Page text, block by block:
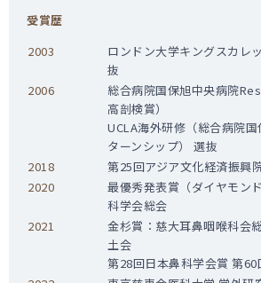
受賞歴
2003
ロンドン大学キングスカレ
抜
2006
総合病院国保旭中央病院
高剖検賞）
UCLA海外研修（総合病院
ターンシップ） 選抜
2018
第25回アジア文化経済振興
2020
最優秀発表賞（ダイヤモン
科学会総会
2021
金杉賞：慈大耳鼻咽喉科会
土会
第28回日本鼻科学会賞 第